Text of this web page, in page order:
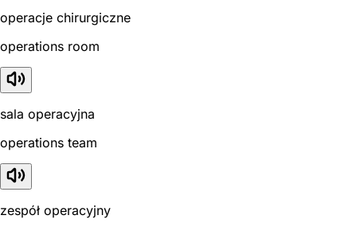
operacje chirurgiczne
operations room
sala operacyjna
operations team
zespół operacyjny